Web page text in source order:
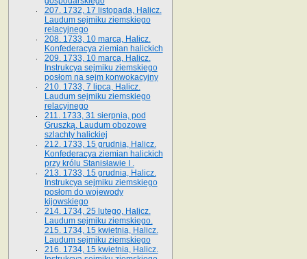
207. 1732, 17 listopada, Halicz.
Laudum sejmiku ziemskiego
relacyjnego
208. 1733, 10 marca, Halicz.
Konfederacya ziemian halickich­
209. 1733, 10 marca, Halicz.
Instrukcya sejmiku ziemskiego
posłom na sejm konwokacyjny
210. 1733, 7 lipca, Halicz.
Laudum sejmiku ziemskiego
relacyjnego
211. 1733, 31 sierpnia, pod
Gruszką. Laudum obozowe
szlachty halickiej
212. 1733, 15 grudnia, Halicz.
Konfederacya ziemian halickich
przy królu Stanisławie I .
213. 1733, 15 grudnia, Halicz.
Instrukcya sejmiku ziemskiego
posłom do wojewody
kijowskiego
214. 1734, 25 lutego, Halicz.
Laudum sejmiku ziemskiego.
215. 1734, 15 kwietnia, Halicz.
Laudum sejmiku ziemskiego
216. 1734, 15 kwietnia, Halicz.